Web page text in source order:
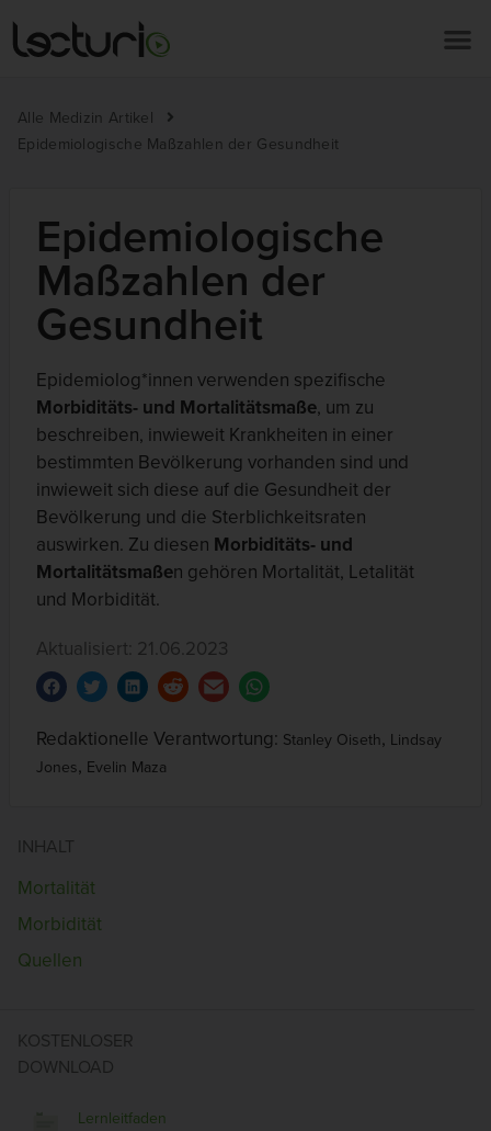
Alle Medizin Artikel
Epidemiologische Maßzahlen der Gesundheit
Epidemiologische
Maßzahlen der
Gesundheit
Epidemiolog*innen verwenden spezifische
Morbiditäts- und Mortalitätsmaße, um zu
beschreiben, inwieweit Krankheiten in einer
bestimmten Bevölkerung vorhanden sind und
inwieweit sich diese auf die Gesundheit der
Bevölkerung und die Sterblichkeitsraten
auswirken. Zu diesen Morbiditäts- und
Mortalitätsmaßen gehören Mortalität, Letalität
und Morbidität.
Aktualisiert: 21.06.2023
Redaktionelle Verantwortung: Stanley Oiseth, Lindsay
Jones, Evelin Maza
INHALT
Mortalität
Morbidität
Quellen
KOSTENLOSER
DOWNLOAD
Lernleitfaden